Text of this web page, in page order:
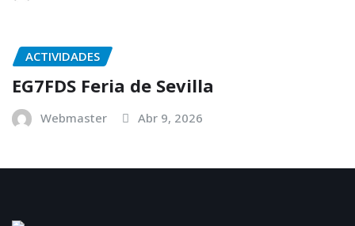
ACTIVIDADES
EG7FDS Feria de Sevilla
Webmaster Abr 9, 2026